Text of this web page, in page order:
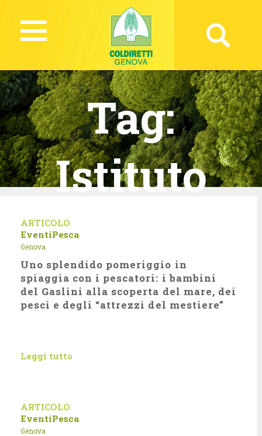
Tag:
Istituto
Giannina
Gaslini
ARTICOLO
EventiPesca
Genova
Uno splendido pomeriggio in
spiaggia con i pescatori: i bambini
del Gaslini alla scoperta del mare, dei
pesci e degli “attrezzi del mestiere”
Leggi tutto
ARTICOLO
EventiPesca
Genova